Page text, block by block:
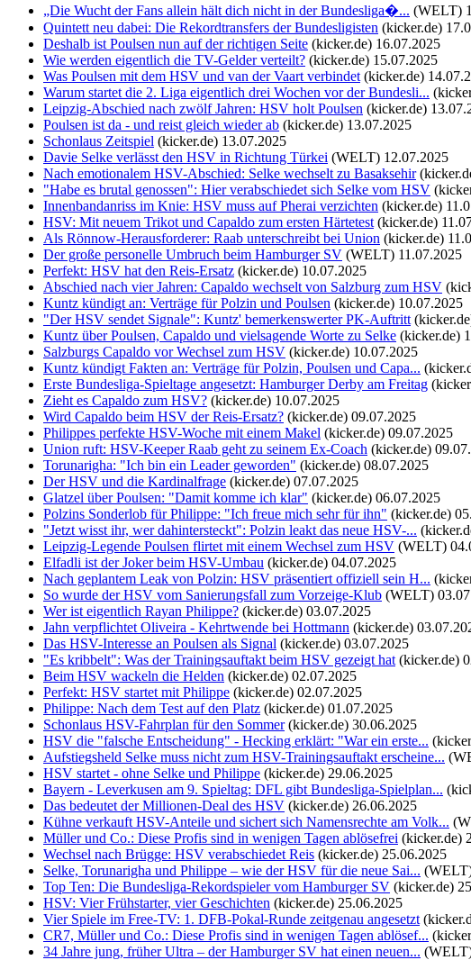
„Die Wucht der Fans allein hält dich nicht in der Bundesliga�... (WELT)
Quintett neu dabei: Die Rekordtransfers der Bundesligisten (kicker.de)
Deshalb ist Poulsen nun auf der richtigen Seite (kicker.de) 16.07.2025
Wie werden eigentlich die TV-Gelder verteilt? (kicker.de) 15.07.2025
Was Poulsen mit dem HSV und van der Vaart verbindet (kicker.de)
Warum startet die 2. Liga eigentlich drei Wochen vor der Bundesli...
Leipzig-Abschied nach zwölf Jahren: HSV holt Poulsen (kicker.de)
Poulsen ist da - und reist gleich wieder ab (kicker.de) 13.07.2025
Schonlaus Zeitspiel (kicker.de) 13.07.2025
Davie Selke verlässt den HSV in Richtung Türkei (WELT) 12.07.2025
Nach emotionalem HSV-Abschied: Selke wechselt zu Basaksehir
"Habe es brutal genossen": Hier verabschiedet sich Selke vom HSV
Innenbandanriss im Knie: HSV muss auf Pherai verzichten (kicker.de)
HSV: Mit neuem Trikot und Capaldo zum ersten Härtetest (kicker.de)
Als Rönnow-Herausforderer: Raab unterschreibt bei Union (kicker.de)
Der große personelle Umbruch beim Hamburger SV (WELT) 11.07.2025
Perfekt: HSV hat den Reis-Ersatz (kicker.de) 10.07.2025
Abschied nach vier Jahren: Capaldo wechselt von Salzburg zum HSV
Kuntz kündigt an: Verträge für Polzin und Poulsen (kicker.de) 10.07.2025
"Der HSV sendet Signale": Kuntz' bemerkenswerter PK-Auftritt
Kuntz über Poulsen, Capaldo und vielsagende Worte zu Selke (kicker.de)
Salzburgs Capaldo vor Wechsel zum HSV (kicker.de) 10.07.2025
Kuntz kündigt Fakten an: Verträge für Polzin, Poulsen und Capa...
Erste Bundesliga-Spieltage angesetzt: Hamburger Derby am Freitag
Zieht es Capaldo zum HSV? (kicker.de) 10.07.2025
Wird Capaldo beim HSV der Reis-Ersatz? (kicker.de) 09.07.2025
Philippes perfekte HSV-Woche mit einem Makel (kicker.de) 09.07.2025
Union ruft: HSV-Keeper Raab geht zu seinem Ex-Coach (kicker.de)
Torunarigha: "Ich bin ein Leader geworden" (kicker.de) 08.07.2025
Der HSV und die Kardinalfrage (kicker.de) 07.07.2025
Glatzel über Poulsen: "Damit komme ich klar" (kicker.de) 06.07.2025
Polzins Sonderlob für Philippe: "Ich freue mich sehr für ihn" (kicker.de)
"Jetzt wisst ihr, wer dahintersteckt": Polzin leakt das neue HSV-...
Leipzig-Legende Poulsen flirtet mit einem Wechsel zum HSV (WELT)
Elfadli ist der Joker beim HSV-Umbau (kicker.de) 04.07.2025
Nach geplantem Leak von Polzin: HSV präsentiert offiziell sein H...
So wurde der HSV vom Sanierungsfall zum Vorzeige-Klub (WELT)
Wer ist eigentlich Rayan Philippe? (kicker.de) 03.07.2025
Jahn verpflichtet Oliveira - Kehrtwende bei Hottmann (kicker.de)
Das HSV-Interesse an Poulsen als Signal (kicker.de) 03.07.2025
"Es kribbelt": Was der Trainingsauftakt beim HSV gezeigt hat (kicker.de)
Beim HSV wackeln die Helden (kicker.de) 02.07.2025
Perfekt: HSV startet mit Philippe (kicker.de) 02.07.2025
Philippe: Nach dem Test auf den Platz (kicker.de) 01.07.2025
Schonlaus HSV-Fahrplan für den Sommer (kicker.de) 30.06.2025
HSV die "falsche Entscheidung" - Hecking erklärt: "War ein erste...
Aufstiegsheld Selke muss nicht zum HSV-Trainingsauftakt erscheine...
HSV startet - ohne Selke und Philippe (kicker.de) 29.06.2025
Bayern - Leverkusen am 9. Spieltag: DFL gibt Bundesliga-Spielplan...
Das bedeutet der Millionen-Deal des HSV (kicker.de) 26.06.2025
Kühne verkauft HSV-Anteile und sichert sich Namensrechte am Volk...
Müller und Co.: Diese Profis sind in wenigen Tagen ablösefrei (kicker.de)
Wechsel nach Brügge: HSV verabschiedet Reis (kicker.de) 25.06.2025
Selke, Torunarigha und Philippe – wie der HSV für die neue Sai...
Top Ten: Die Bundesliga-Rekordspieler vom Hamburger SV (kicker.de)
HSV: Vier Frühstarter, vier Geschichten (kicker.de) 25.06.2025
Vier Spiele im Free-TV: 1. DFB-Pokal-Runde zeitgenau angesetzt
CR7, Müller und Co.: Diese Profis sind in wenigen Tagen ablösef...
34 Jahre jung, früher Ultra – der Hamburger SV hat einen neuen...